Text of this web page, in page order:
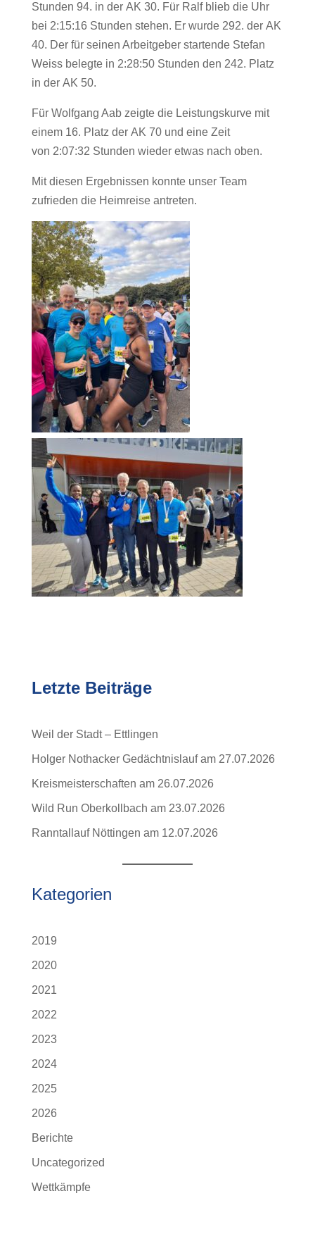
Stunden 94. in der AK 30. Für Ralf blieb die Uhr
bei 2:15:16 Stunden stehen. Er wurde 292. der AK
40. Der für seinen Arbeitgeber startende Stefan
Weiss belegte in 2:28:50 Stunden den 242. Platz
in der AK 50.
Für Wolfgang Aab zeigte die Leistungskurve mit
einem 16. Platz der AK 70und eine Zeit
von 2:07:32 Stunden wieder etwas nach oben.
Mit diesen Ergebnissen konnte unser Team
zufrieden die Heimreise antreten.
Letzte Beiträge
Weil der Stadt – Ettlingen
Holger Nothacker Gedächtnislauf am 27.07.2026
Kreismeisterschaften am 26.07.2026
Wild Run Oberkollbach am 23.07.2026
Ranntallauf Nöttingen am 12.07.2026
Kategorien
2019
2020
2021
2022
2023
2024
2025
2026
Berichte
Uncategorized
Wettkämpfe